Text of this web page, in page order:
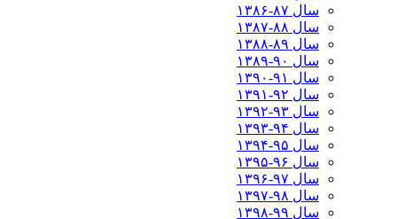
سال ۸۷-۱۳۸۶
سال ۸۸-۱۳۸۷
سال ۸۹-۱۳۸۸
سال ۹۰-۱۳۸۹
سال ۹۱-۱۳۹۰
سال ۹۲-۱۳۹۱
سال ۹۳-۱۳۹۲
سال ۹۴-۱۳۹۳
سال ۹۵-۱۳۹۴
سال ۹۶-۱۳۹۵
سال ۹۷-۱۳۹۶
سال ۹۸-۱۳۹۷
سال ۹۹-۱۳۹۸‍